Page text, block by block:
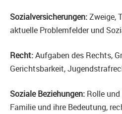
Sozialversicherungen:Zweige,
aktuelle Problemfelder und
Recht:Aufgaben des Rechts,
Gerichtsbarkeit,
Soziale Beziehungen: Rolle
Familie und ihre Bedeutung,